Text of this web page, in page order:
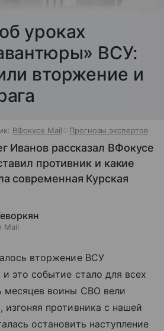
уроках
ВСУ:
вторжение и
ВФокусе Mail Прогнозы экспертов
Иванов рассказал ВФокусе
противник и какие
современная Курская
Mail
вторжение ВСУ
это событие стало для всех
месяцев воины СВО вели
изгоняя противника с нашей
остановить наступление